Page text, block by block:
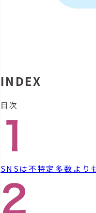
INDEX
目次
SNSは不特定多数より